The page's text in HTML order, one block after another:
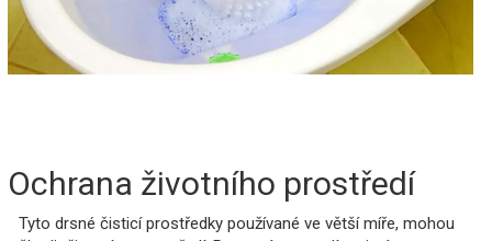
Ochrana životního prostředí
Tyto drsné čisticí prostředky používané ve větší míře, mohou